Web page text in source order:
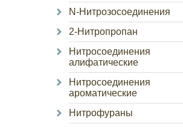
N-Нитрозосоединения
2-Нитропропан
Нитросоединения
алифатические
Нитросоединения
ароматические
Нитрофураны